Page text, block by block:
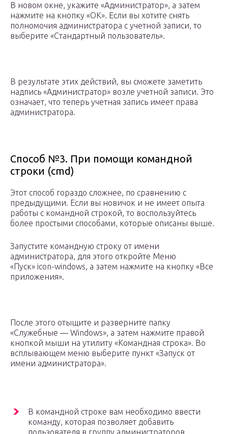
В новом окне, укажите «Администратор», а затем
нажмите на кнопку «OK». Если вы хотите снять
полномочия администратора с учетной записи, то
выберите «Стандартный пользователь».
В результате этих действий, вы сможете заметить
надпись «Администратор» возле учетной записи. Это
означает, что теперь учетная запись имеет права
администратора.
Способ №3. При помощи командной
строки (cmd)
Этот способ гораздо сложнее, по сравнению с
предыдущими. Если вы новичок и не имеет опыта
работы с командной строкой, то воспользуйтесь
более простыми способами, которые описаны выше.
Запустите командную строку от имени
администратора, для этого откройте Меню
«Пуск» icon-windows, а затем нажмите на кнопку «Все
приложения».
После этого отыщите и разверните папку
«Служебные — Windows», а затем нажмите правой
кнопкой мыши на утилиту «Командная строка». Во
всплывающем меню выберите пункт «Запуск от
имени администратора».
В командной строке вам необходимо ввести
команду, которая позволяет добавить
пользователя в группу администраторов.